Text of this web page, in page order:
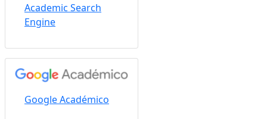
Academic Search
Engine
Google Académico